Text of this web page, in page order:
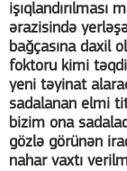
işıqlandırılması
ərazisində
bağçasına daxil
foktoru kimi
yeni təyinat
sadalanan elmi
bizim ona
gözlə görünən
nahar vaxtı